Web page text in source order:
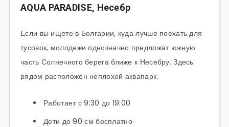
AQUA PARADISE, Несебр
Если вы ищете в Болгарии, куда лучше поехать для
тусовок, молодежи однозначно предложат южную
часть Солнечного берега ближе к Несебру. Здесь
рядом расположен неплохой аквапарк.
Работает с 9:30 до 19:00
Дети до 90 см бесплатно